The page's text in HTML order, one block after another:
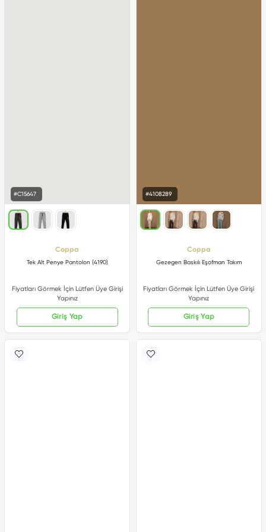
#C15647
Coppa
Tek Alt Penye Pantolon (4190)
Fiyatları Görmek İçin Lütfen Üye Girişi
Yapınız
Giriş Yap
#4108289
Coppa
Gezegen Baskılı Eşofman Takım
Fiyatları Görmek İçin Lütfen Üye Girişi
Yapınız
Giriş Yap